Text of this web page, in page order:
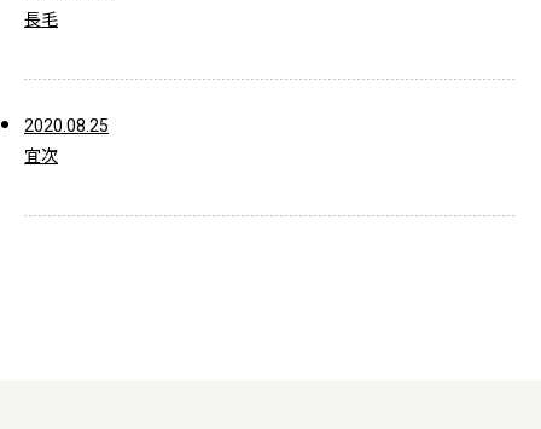
長毛
2020.08.25
宜次